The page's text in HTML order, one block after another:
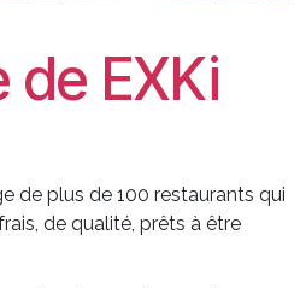
de EXKi
de plus de 100 restaurants qui
de qualité, prêts à être